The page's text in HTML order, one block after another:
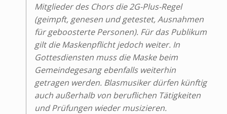
Mitglieder des Chors die 2G-Plus-Regel
(geimpft, genesen und getestet, Ausnahmen
für geboosterte Personen). Für das Publikum
gilt die Maskenpflicht jedoch weiter. In
Gottesdiensten muss die Maske beim
Gemeindegesang ebenfalls weiterhin
getragen werden. Blasmusiker dürfen künftig
auch außerhalb von beruflichen Tätigkeiten
und Prüfungen wieder musizieren.